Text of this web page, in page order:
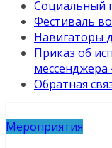
Социальный
Фестиваль
Навигаторы
Приказ об
Обратная
Мероприятия